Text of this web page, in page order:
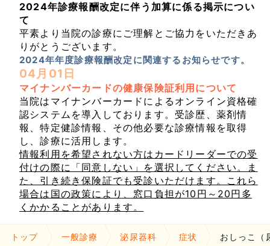
2024年診療報酬改定に伴う加算に係る掲示につい
て
平素より当院の診療にご理解とご協力をいただきあ
りがとうございます。
2024年年度診療報酬改定に関連するお知らせです。
04月01日
マイナンバーカードの健康保険証利用について
当院はマイナンバーカードによるオンライン資格確
認システムを導入しております。受診歴、薬剤情
報、特定健診情報、その他必要な診療情報を取得
し、診療に活用します。
情報利用を希望されない方はカードリーダーでの受
付けの際に「同意しない」を選択してください。ま
た、引き続き保険証でも受診いただけます。これら
場合は国の政策により、窓口負担が10円～20円多
くかかることがあります。
トップ 一般診療 泌尿器科 症状 おしっこ（